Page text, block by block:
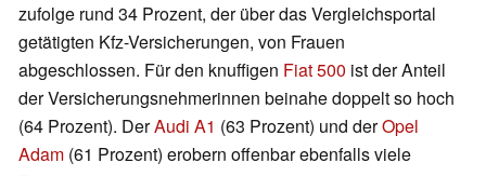
zufolge rund 34 Prozent, der über das Vergleichsportal
getätigten Kfz-Versicherungen, von Frauen
abgeschlossen. Für den knuffigen Fiat 500 ist der Anteil
der Versicherungsnehmerinnen beinahe doppelt so hoch
(64 Prozent). DerAudi A1 (63 Prozent) und derOpel
Adam (61 Prozent) erobern offenbar ebenfalls viele